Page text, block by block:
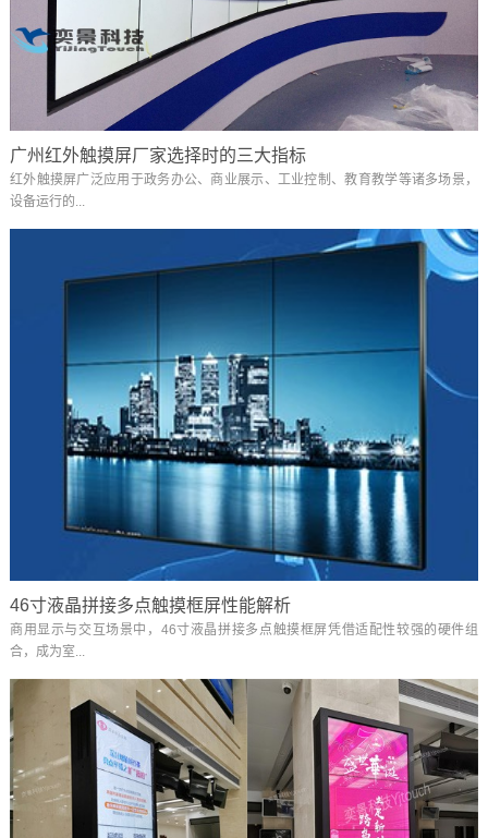
广州红外触摸屏厂家选择时的三大指标
红外触摸屏广泛应用于政务办公、商业展示、工业控制、教育教学等诸多场景，
设备运行的...
46寸液晶拼接多点触摸框屏性能解析
商用显示与交互场景中，46寸液晶拼接多点触摸框屏凭借适配性较强的硬件组
合，成为室...